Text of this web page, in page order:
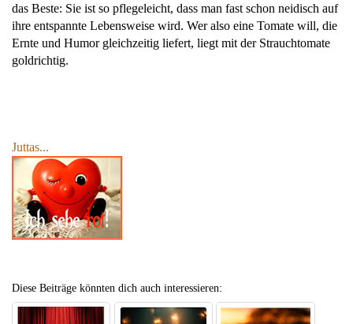
das Beste: Sie ist so pflegeleicht, dass man fast schon neidisch auf
ihre entspannte Lebensweise wird. Wer also eine Tomate will, die
Ernte und Humor gleichzeitig liefert, liegt mit der Strauchtomate
goldrichtig.
Juttas...
Diese Beiträge könnten dich auch interessieren: